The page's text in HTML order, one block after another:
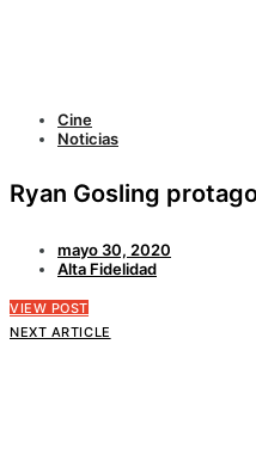
Cine
Noticias
Ryan Gosling
mayo 30, 2020
Alta Fidelidad
VIEW POST
NEXT ARTICLE